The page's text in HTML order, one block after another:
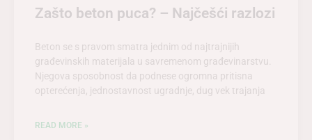
Zašto beton puca? – Najčešći razlozi
Beton se s pravom smatra jednim od najtrajnijih
građevinskih materijala u savremenom građevinarstvu.
Njegova sposobnost da podnese ogromna pritisna
opterećenja, jednostavnost ugradnje, dug vek trajanja
READ MORE »